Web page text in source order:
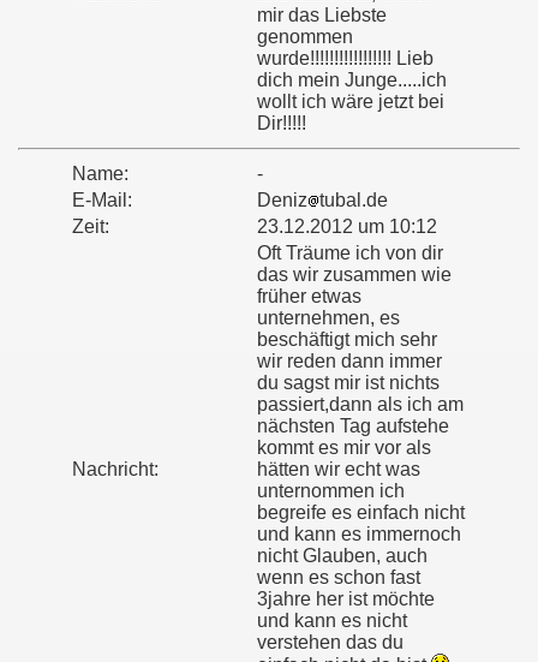
mir das Liebste
genommen
wurde!!!!!!!!!!!!!!!!! Lieb
dich mein Junge.....ich
wollt ich wäre jetzt bei
Dir!!!!!
Name:
-
E-Mail:
Deniz
tubal.de
Zeit:
23.12.2012 um 10:12
Nachricht:
Oft Träume ich von dir
das wir zusammen wie
früher etwas
unternehmen, es
beschäftigt mich sehr
wir reden dann immer
du sagst mir ist nichts
passiert,dann als ich am
nächsten Tag aufstehe
kommt es mir vor als
hätten wir echt was
unternommen ich
begreife es einfach nicht
und kann es immernoch
nicht Glauben, auch
wenn es schon fast
3jahre her ist möchte
und kann es nicht
verstehen das du